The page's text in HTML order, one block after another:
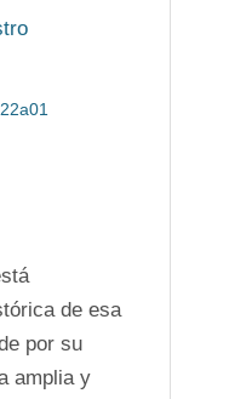
de esa
por su
amplia y